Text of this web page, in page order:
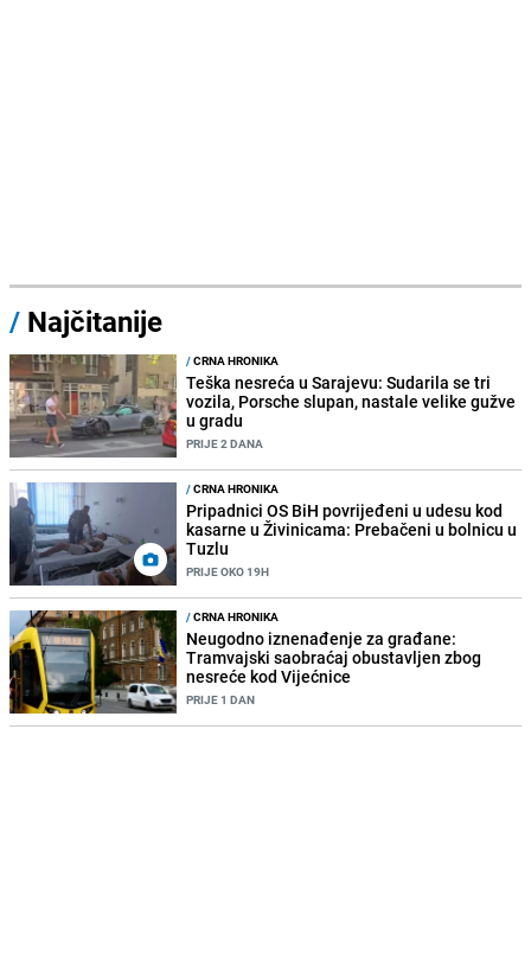
/ Najčitanije
/CRNA HRONIKA
Teška nesreća u Sarajevu: Sudarila se tri
vozila, Porsche slupan, nastale velike gužve
u gradu
PRIJE 2 DANA
/CRNA HRONIKA
Pripadnici OS BiH povrijeđeni u udesu kod
kasarne u Živinicama: Prebačeni u bolnicu u
Tuzlu
PRIJE OKO 19H
/CRNA HRONIKA
Neugodno iznenađenje za građane:
Tramvajski saobraćaj obustavljen zbog
nesreće kod Vijećnice
PRIJE 1 DAN